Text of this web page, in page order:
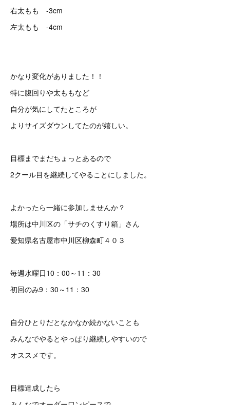
右太もも -3cm
左太もも -4cm
かなり変化がありました！！
特に腹回りや太ももなど
自分が気にしてたところが
よりサイズダウンしてたのが嬉しい。
目標までまだちょっとあるので
2クール目を継続してやることにしました。
よかったら一緒に参加しませんか？
場所は中川区の「サチのくすり箱」さん
愛知県名古屋市中川区柳森町４０３
毎週水曜日10：00～11：30
初回のみ9：30～11：30
自分ひとりだとなかなか続かないことも
みんなでやるとやっぱり継続しやすいので
オススメです。
目標達成したら